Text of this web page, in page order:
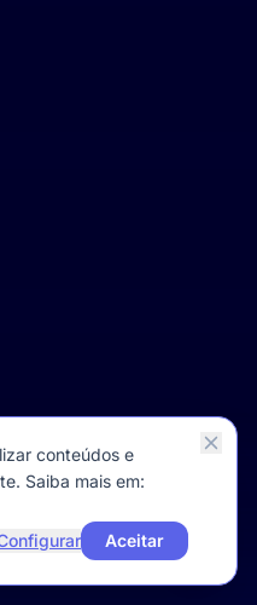
conteúdos e
Saiba mais em:
Aceitar